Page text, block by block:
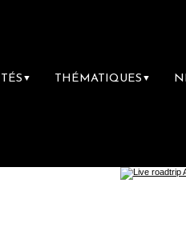
▼ THÉMATIQUES ▼